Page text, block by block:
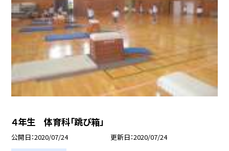
４年生 体育科「跳び箱」
公開日 2020/07/24 更新日 2020/07/24